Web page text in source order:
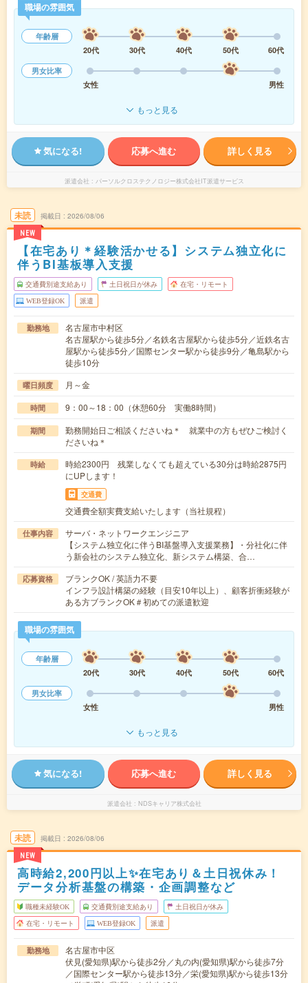
職場の雰囲気
年齢層
20代
30代 40代 50代
60代
男女比率
女性
男性
もっと見る
気になる! 応募へ進む 詳しく見る
派遣会社 パーソルクロステクノロジー株式会社IT派遣サービス
未読
NEW
掲載日 2026/08/06
【在宅あり＊経験活かせる】システム独立化に
伴うBI基板導入支援
交通費別途支給あり 土日祝日が休み 在宅・リモート
WEB登録OK 派遣
勤務地
名古屋市中村区
名古屋駅から徒歩5分／名鉄名古屋駅から徒歩5分／近鉄名古
屋駅から徒歩5分／国際センター駅から徒歩9分／亀島駅から
徒歩10分
曜日頻度 月～金
時間 9：00～18：00（休憩60分 実働8時間）
期間
勤務開始日ご相談くださいね＊ 就業中の方もぜひご検討く
ださいね＊
時給
時給2300円 残業しなくても超えている30分は時給2875円
にUPします！
交通費
交通費全額実費支給いたします（当社規程）
仕事内容
サーバ・ネットワークエンジニア
【システム独立化に伴うBI基盤導入支援業務】・分社化に伴
う新会社のシステム独立化、新システム構築、合…
応募資格
ブランクOK / 英語力不要
インフラ設計構築の経験（目安10年以上）、顧客折衝経験が
ある方ブランクOK＃初めての派遣歓迎
職場の雰囲気
年齢層
20代
30代 40代 50代
60代
男女比率
女性
男性
もっと見る
気になる! 応募へ進む 詳しく見る
派遣会社 NDSキャリア株式会社
未読
NEW
掲載日 2026/08/06
高時給2,200円以上✨在宅あり＆土日祝休み！
データ分析基盤の構築・企画調整など
職種未経験OK 交通費別途支給あり 土日祝日が休み
在宅・リモート WEB登録OK 派遣
勤務地
名古屋市中区
伏見(愛知県)駅から徒歩2分／丸の内(愛知県)駅から徒歩7分
／国際センター駅から徒歩13分／栄(愛知県)駅から徒歩13分